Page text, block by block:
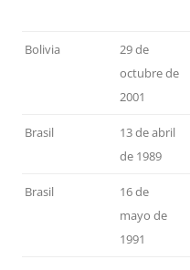
Bolivia
29 de
octubre de
2001
Brasil
13 de abril
de 1989
Brasil
16 de
mayo de
1991